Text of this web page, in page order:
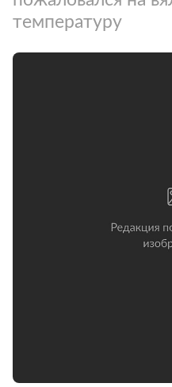
температуру